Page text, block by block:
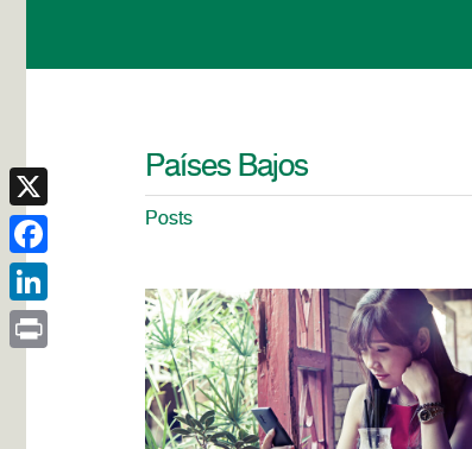
Países Bajos
Posts
X
Facebook
LinkedIn